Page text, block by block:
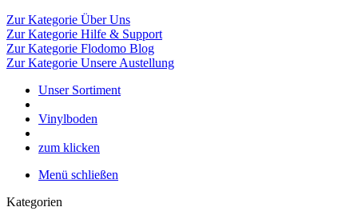
Zur Kategorie Über Uns
Zur Kategorie Hilfe & Support
Zur Kategorie Flodomo Blog
Zur Kategorie Unsere Austellung
Unser Sortiment
Vinylboden
zum klicken
Menü schließen
Kategorien